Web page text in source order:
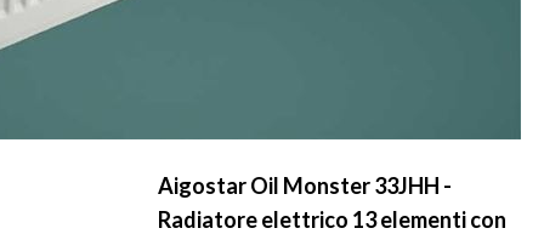
Aigostar Oil Monster 33JHH -
Radiatore elettrico 13 elementi con